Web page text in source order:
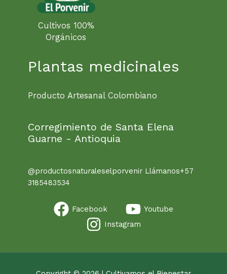
Cultivos 100%
Orgánicos
Plantas medicinales
Producto Artesanal Colombiano
Corregimiento de Santa Elena
Guarne - Antioquia
@productosnaturaleselporvenir Llámanos+57
3185483534
Facebook
Youtube
Instagram